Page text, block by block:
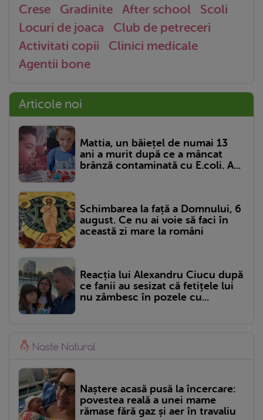
Crese Gradinite After school
Scoli
Locuri de joaca
Club de petreceri
Activitati copii
Clinici medicale
Agentii bone
Articole noi
Mattia, un băiețel de numai 13
ani a murit după ce a mâncat
brânză contaminată cu E.coli. A...
Schimbarea la față a Domnului, 6
august. Ce nu ai voie să faci în
această zi mare la români
Reacția lui Alexandru Ciucu după
ce fanii au sesizat că fetițele lui
nu zâmbesc în pozele cu...
Naștere acasă pusă la încercare:
povestea reală a unei mame
rămase fără gaz și aer în travaliu